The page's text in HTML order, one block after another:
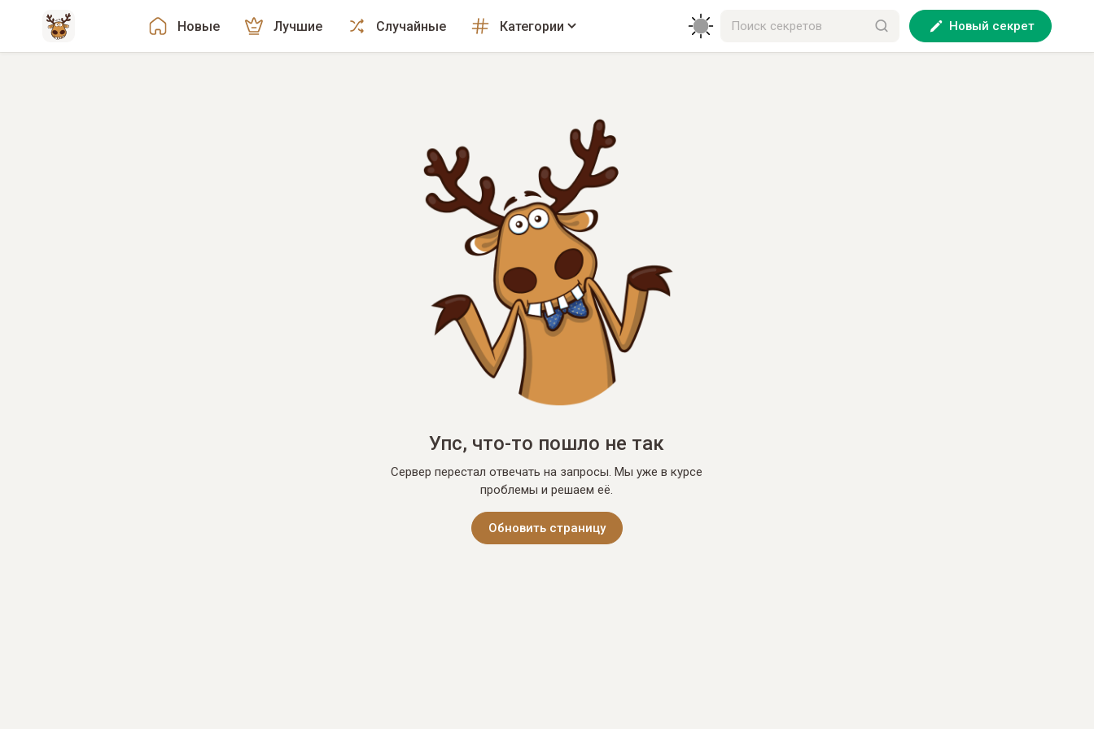
Новые Лучшие Случайные Категории Новый секрет
Упс, что-то пошло не так
Сервер перестал отвечать на запросы. Мы уже в курсе
проблемы и решаем её.
Обновить страницу